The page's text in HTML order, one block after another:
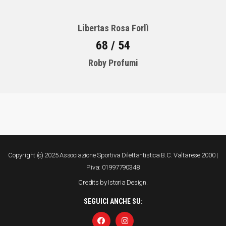
Libertas Rosa Forlì
68 / 54
Roby Profumi
Copyright (c) 2025 Associazione Sportiva Dilettantistica B.C. Valtarese 2000 |
P.iva: 01997790348
Credits by Istoria Design.
SEGUICI ANCHE SU: